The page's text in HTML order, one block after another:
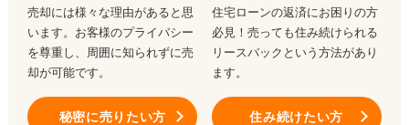
売却には様々な理由があると思
います。お客様のプライバシー
を尊重し、周囲に知られずに売
却が可能です。
秘密に売りたい方
住宅ローンの返済にお困りの方
必見！売っても住み続けられる
リースバックという方法があり
ます。
住み続けたい方